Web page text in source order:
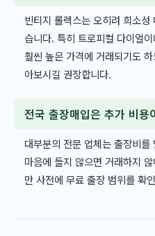
빈티지 롤렉스는 오히려 희소
습니다. 특히 트로피컬 다이얼
훨씬 높은 가격에 거래되기도
아보시길 권장합니다.
전국 출장매입은 추가 비용
대부분의 전문 업체는 출장비
마음에 들지 않으면 거래하지
만 사전에 무료 출장 범위를 확